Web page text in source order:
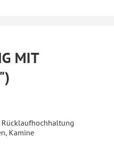
MIT
Kamine